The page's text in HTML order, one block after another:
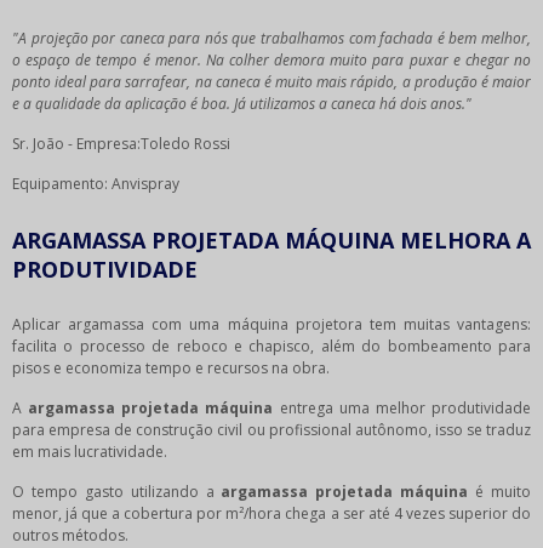
"A projeção por caneca para nós que trabalhamos com fachada é bem melhor,
o espaço de tempo é menor. Na colher demora muito para puxar e chegar no
ponto ideal para sarrafear, na caneca é muito mais rápido, a produção é maior
e a qualidade da aplicação é boa. Já utilizamos a caneca há dois anos."
Sr. João - Empresa:Toledo Rossi
Equipamento: Anvispray
ARGAMASSA PROJETADA MÁQUINA MELHORA A
PRODUTIVIDADE
Aplicar argamassa com uma máquina projetora tem muitas vantagens:
facilita o processo de reboco e chapisco, além do bombeamento para
pisos e economiza tempo e recursos na obra.
A argamassa projetada máquina entrega uma melhor produtividade
para empresa de construção civil ou profissional autônomo, isso se traduz
em mais lucratividade.
O tempo gasto utilizando a argamassa projetada máquina é muito
menor, já que a cobertura por m²/hora chega a ser até 4 vezes superior do
outros métodos.